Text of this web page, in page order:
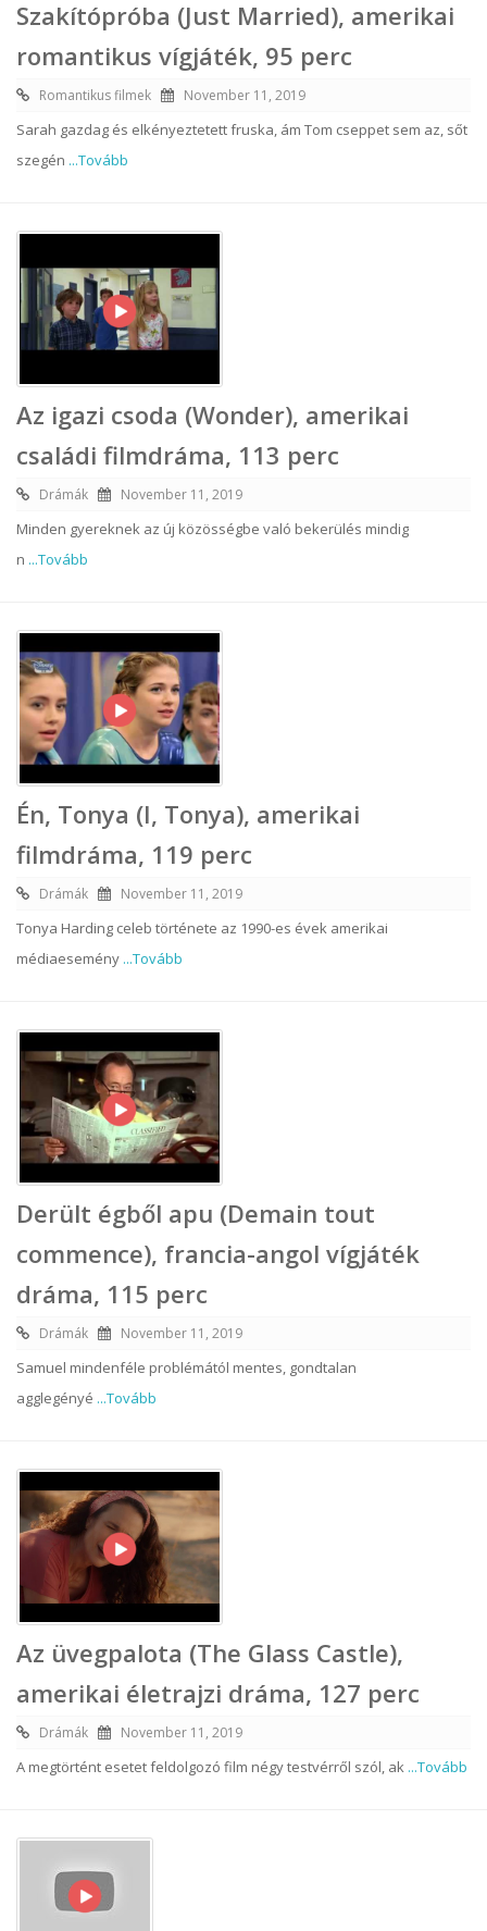
Szakítópróba (Just Married), amerikai
romantikus vígjáték, 95 perc
Romantikus filmek November 11, 2019
Sarah gazdag és elkényeztetett fruska, ám Tom cseppet sem az, sőt
szegén ...Tovább
Az igazi csoda (Wonder), amerikai
családi filmdráma, 113 perc
Drámák November 11, 2019
Minden gyereknek az új közösségbe való bekerülés mindig
n ...Tovább
Én, Tonya (I, Tonya), amerikai
filmdráma, 119 perc
Drámák November 11, 2019
Tonya Harding celeb története az 1990-es évek amerikai
médiaesemény ...Tovább
Derült égből apu (Demain tout
commence), francia-angol vígjáték
dráma, 115 perc
Drámák November 11, 2019
Samuel mindenféle problémától mentes, gondtalan
agglegényé ...Tovább
Az üvegpalota (The Glass Castle),
amerikai életrajzi dráma, 127 perc
Drámák November 11, 2019
A megtörtént esetet feldolgozó film négy testvérről szól, ak ...Tovább